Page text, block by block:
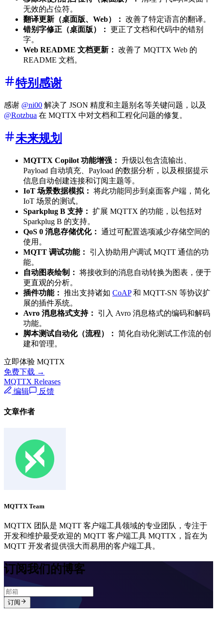
无效的占位符。
翻译更新（桌面版、Web）： 改善了特定语言的翻译。
错别字修正（桌面版）：
更正了文档和代码中的错别
字。
Web README 文档更新： 改善了 MQTTX Web 的
README 文档。
特别感谢
感谢 @ni00 解决了 JSON 精度和主题别名等关键问题，以及
@Rotzbua 在 MQTTX 中对文档和工程化问题的修复。
未来规划
MQTTX Copilot 功能增强：
升级以包含流输出、
Payload 自动填充、Payload 的数据分析，以及根据提示
信息自动创建连接和订阅主题等。
IoT 场景数据模拟： 将此功能同步到桌面客户端，简化
IoT 场景的测试。
Sparkplug B 支持： 扩展 MQTTX 的功能，以包括对
Sparkplug B 的支持。
QoS 0 消息存储优化： 通过可配置选项减少存储空间的
使用。
MQTT 调试功能：
引入协助用户调试 MQTT 通信的功
能。
自动图表绘制： 将接收到的消息自动转换为图表，便于
更直观的分析。
插件功能： 推出支持诸如 CoAP和 MQTT-SN 等协议扩
展的插件系统。
Avro 消息格式支持：
引入 Avro 消息格式的编码和解码
功能。
脚本测试自动化（流程）： 简化自动化测试工作流的创
建和管理。
立即体验 MQTTX
免费下载 →
MQTTX Releases
编辑
反馈
文章作者
MQTTX Team
MQTTX 团队是 MQTT 客户端工具领域的专业团队，专注于
开发和维护最受欢迎的 MQTT 客户端工具 MQTTX，旨在为
MQTT 开发者提供强大而易用的客户端工具。
订阅我们的博客
订阅